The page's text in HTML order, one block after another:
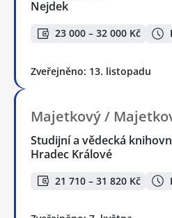
Nejdek
23 000 – 32 000 Kč
Zveřejněno: 13. listopadu
Majetkový /
Studijní a vědecká
Hradec Králové
21 710 – 31 820 Kč